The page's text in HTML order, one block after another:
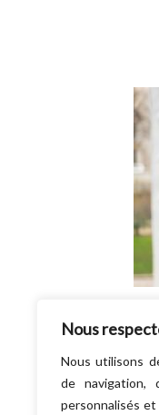
Nous
Nous utilisons
de navigation,
personnalisés